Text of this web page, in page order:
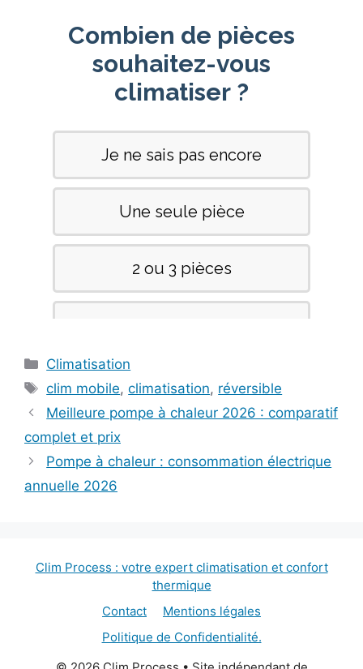
Catégories
Climatisation
Étiquettes
clim mobile,climatisation, réversible
Meilleure pompe à chaleur 2026 : comparatif
complet et prix
Pompe à chaleur : consommation électrique
annuelle 2026
Clim Process : votre expert climatisation et confort
thermique
Contact
Mentions légales
Politique de Confidentialité.